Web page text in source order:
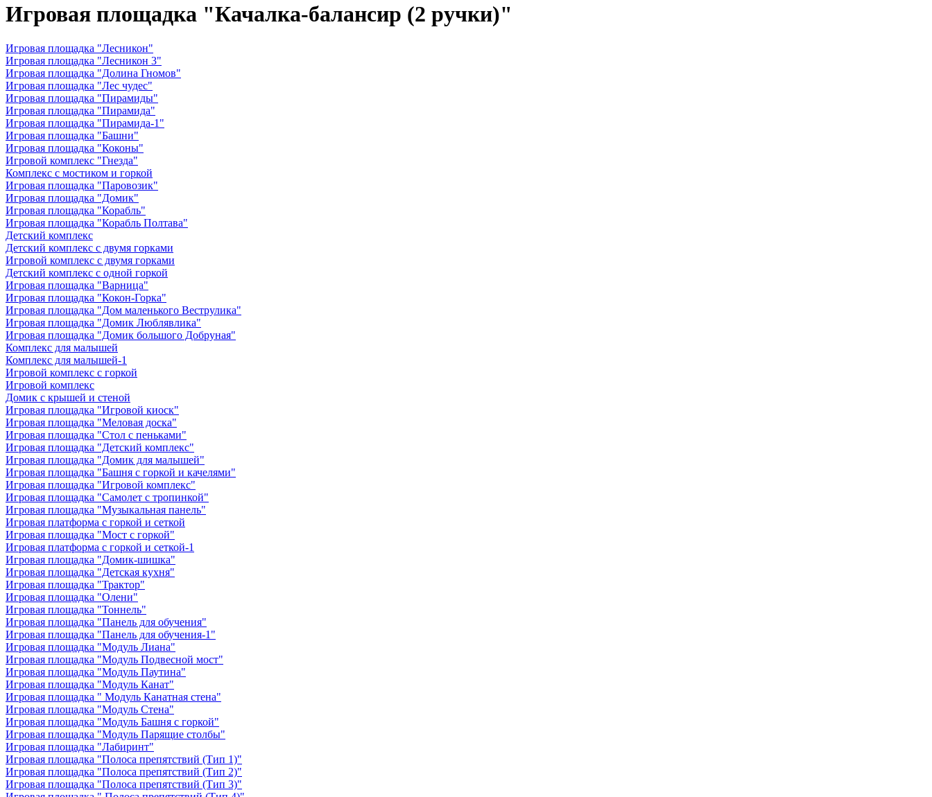
Игровая площадка "Качалка-балансир (2 ручки)"
Игровая площадка "Лесникон"
Игровая площадка "Лесникон 3"
Игровая площадка "Долина Гномов"
Игровая площадка "Лес чудес"
Игровая площадка "Пирамиды"
Игровая площадка "Пирамида"
Игровая площадка "Пирамида-1"
Игровая площадка "Башни"
Игровая площадка "Коконы"
Игровой комплекс "Гнезда"
Комплекс с мостиком и горкой
Игровая площадка "Паровозик"
Игровая площадка "Домик"
Игровая площадка "Корабль"
Игровая площадка "Корабль Полтава"
Детский комплекс
Детский комплекс с двумя горками
Игровой комплекс с двумя горками
Детский комплекс с одной горкой
Игровая площадка "Варница"
Игровая площадка "Кокон-Горка"
Игровая площадка "Дом маленького Веструлика"
Игровая площадка "Домик Люблявлика"
Игровая площадка "Домик большого Добруная"
Комплекс для малышей
Комплекс для малышей-1
Игровой комплекс с горкой
Игровой комплекс
Домик с крышей и стеной
Игровая площадка "Игровой киоск"
Игровая площадка "Меловая доска"
Игровая площадка "Стол с пеньками"
Игровая площадка "Детский комплекс"
Игровая площадка "Домик для малышей"
Игровая площадка "Башня с горкой и качелями"
Игровая площадка "Игровой комплекс"
Игровая площадка "Самолет с тропинкой"
Игровая площадка "Музыкальная панель"
Игровая платформа с горкой и сеткой
Игровая площадка "Мост с горкой"
Игровая платформа с горкой и сеткой-1
Игровая площадка "Домик-шишка"
Игровая площадка "Детская кухня"
Игровая площадка "Трактор"
Игровая площадка "Олени"
Игровая площадка "Тоннель"
Игровая площадка "Панель для обучения"
Игровая площадка "Панель для обучения-1"
Игровая площадка "Модуль Лиана"
Игровая площадка "Модуль Подвесной мост"
Игровая площадка "Модуль Паутина"
Игровая площадка "Модуль Канат"
Игровая площадка " Модуль Канатная стена"
Игровая площадка "Модуль Стена"
Игровая площадка "Модуль Башня с горкой"
Игровая площадка "Модуль Парящие столбы"
Игровая площадка "Лабиринт"
Игровая площадка "Полоса препятствий (Тип 1)"
Игровая площадка "Полоса препятствий (Тип 2)"
Игровая площадка "Полоса препятствий (Тип 3)"